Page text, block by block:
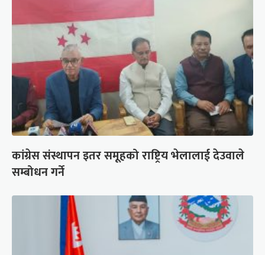
कांग्रेस संस्थापन इतर समूहको राष्ट्रिय भेलालाई देउवाले
सम्बोधन गर्ने